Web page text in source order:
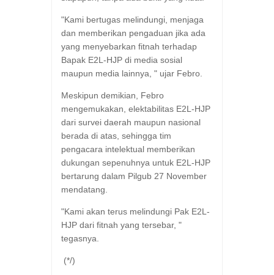
"Kami bertugas melindungi, menjaga
dan memberikan pengaduan jika ada
yang menyebarkan fitnah terhadap
Bapak E2L-HJP di media sosial
maupun media lainnya, " ujar Febro.
Meskipun demikian, Febro
mengemukakan, elektabilitas E2L-HJP
dari survei daerah maupun nasional
berada di atas, sehingga tim
pengacara intelektual memberikan
dukungan sepenuhnya untuk E2L-HJP
bertarung dalam Pilgub 27 November
mendatang.
"Kami akan terus melindungi Pak E2L-
HJP dari fitnah yang tersebar, "
tegasnya.
(*/)